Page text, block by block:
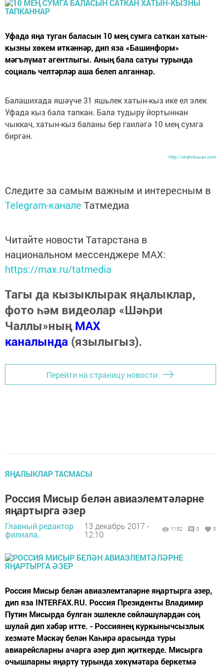
Уфада яңа туган баласын 10 мең сумга саткан хатын-
кызны хөкем иткәннәр, дип яза «Башинформ»
мәгълүмат агентлыгы. Аның бала сатуы турында
социаль челтәрләр аша белеп алганнар.
Балашихада яшәүче 31 яшьлек хатын-кыз ике ел элек
Уфада кыз бала тапкан. Бала тудыру йортыннан
чыккач, хатын-кыз баланы бер гаиләгә 10 мең сумга
биргән.
http://shahrikazan.com
Следите за самым важным и интересным в
Telegram-канале Татмедиа
Читайте новости Татарстана в
национальном мессенджере MАХ:
https://max.ru/tatmedia
Тагы да кызыклырак яңалыклар,
фото һәм видеолар «Шәһри
Чаллы»ныңMAX
каналында (язылыгыз).
Перейти на страницу новости
ЯҢАЛЫКЛАР ТАСМАСЫ
Россия Мисыр белән авиаэлемтәләрне
яңартырга әзер
Главный редактор
филиала,
13 декабрь 2017 -
12:10
1152 0 0
Россия Мисыр белән авиаэлемтәләрне яңартырга әзер,
дип яза INTERFAX.RU. Россия Президенты Владимир
Путин Мисырда булган эшлекле сөйләшүләрдән соң
шулай дип хәбәр итте. - Россиянең куркынычсызлык
хезмәте Мәскәү белән Каһирә арасында туры
авиарейсларны ачарга әзер дип җиткерде. Мисырга
очышларны яңарту турында хөкүмәтара беркетмә